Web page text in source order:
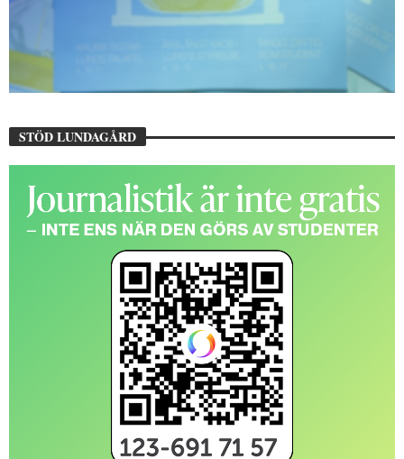
STÖD LUNDAGÅRD